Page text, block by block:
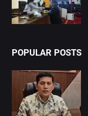
POPULAR POSTS